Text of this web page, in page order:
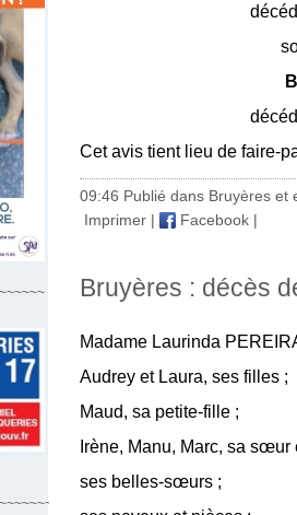
décédée en
son
décédé en
Cet avis tient lieu de faire-
09:46 Publié dans Bruyères et
Imprimer | Facebook |
Bruyères : décès
Madame Laurinda
Audrey et Laura, ses filles ;
Maud, sa petite-fille ;
Irène, Manu, Marc, sa sœur
ses belles-sœurs ;